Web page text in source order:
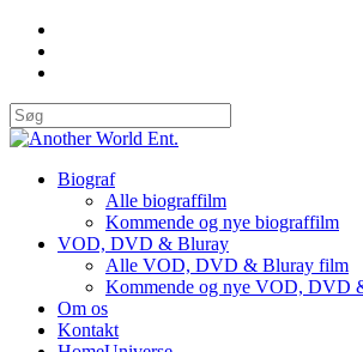
Biograf
Alle biograffilm
Kommende og nye biograffilm
VOD, DVD & Bluray
Alle VOD, DVD & Bluray film
Kommende og nye VOD, DVD
Om os
Kontakt